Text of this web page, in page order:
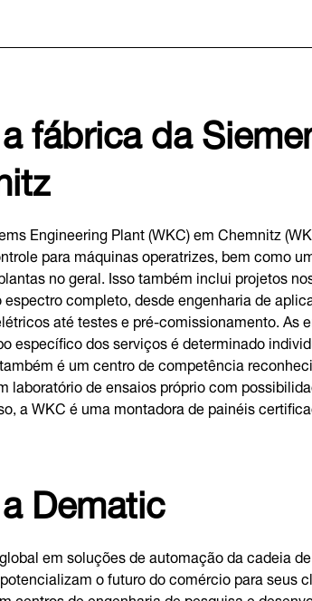
fábrica da
Engineering Plant (WKC) em Chemnitz
para máquinas operatrizes, bem como
no geral. Isso também inclui projetos
completo, desde engenharia de
até testes e pré-comissionamento. As
específico dos serviços é determinado
é um centro de competência
laboratório de ensaios próprio com
a WKC é uma montadora de painéis
Dematic
em soluções de automação da cadeia
o futuro do comércio para seus